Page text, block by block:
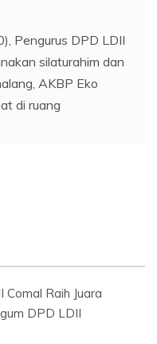
Pengurus DPD LDII
silaturahim dan
AKBP Eko
di ruang
Comal Raih Juara
DPD LDII